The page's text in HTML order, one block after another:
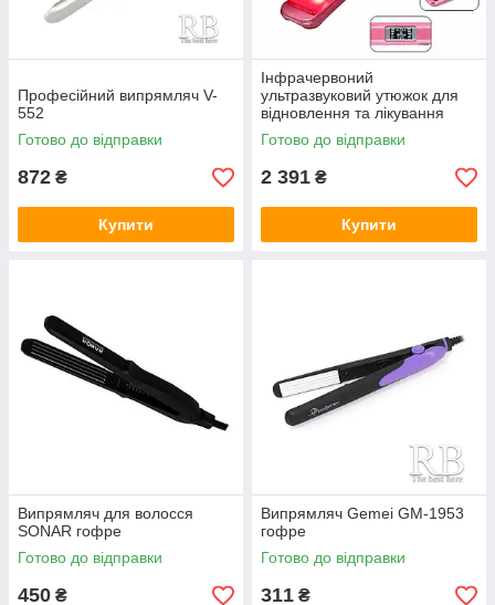
Професійний випрямляч V-
552
Готово до відправки
872 ₴
Купити
Інфрачервоний
ультразвуковий утюжок для
відновлення та лікування
волосся Ultrasonic hair care
clips
Готово до відправки
2 391 ₴
Купити
Випрямляч для волосся
SONAR гофре
Готово до відправки
450 ₴
Випрямляч Gemei GM-1953
гофре
Готово до відправки
311 ₴